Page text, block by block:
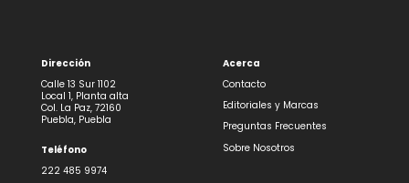
Dirección
Calle 13 Sur 1102
Local 1, Planta alta
Col. La Paz, 72160
Puebla, Puebla
Teléfono
222 485 9974
Acerca
Contacto
Editoriales y Marcas
Preguntas Frecuentes
Sobre Nosotros